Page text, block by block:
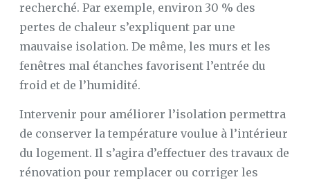
recherché. Par exemple, environ 30 % des
pertes de chaleur s’expliquent par une
mauvaise isolation. De même, les murs et les
fenêtres mal étanches favorisent l’entrée du
froid et de l’humidité.
Intervenir pour améliorer l’isolation permettra
de conserver la température voulue à l’intérieur
du logement. Il s’agira d’effectuer des travaux de
rénovation pour remplacer ou corriger les